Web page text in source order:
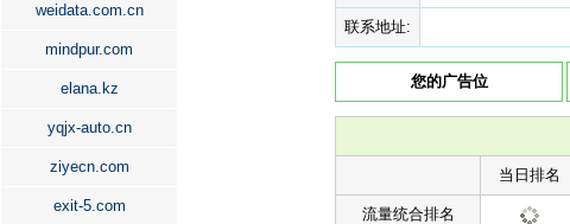
weidata.com.cn
mindpur.com
elana.kz
yqjx-auto.cn
ziyecn.com
exit-5.com
联系地址:
您的广告位
当日排名
流量统合排名